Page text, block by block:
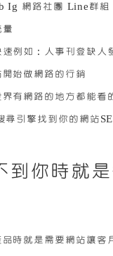
Ig 網路社團 Line群組
例如：人事刊登缺人
始做網路的行銷
有網路的地方都能看
尋引擎找到你的網站
到你時就
時就是需要網站讓客